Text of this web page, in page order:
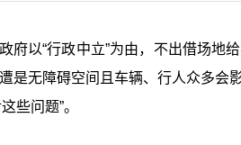
府以“行政中立”为由，不出借场
是无障碍空间且车辆、行人众多会
些问题”。